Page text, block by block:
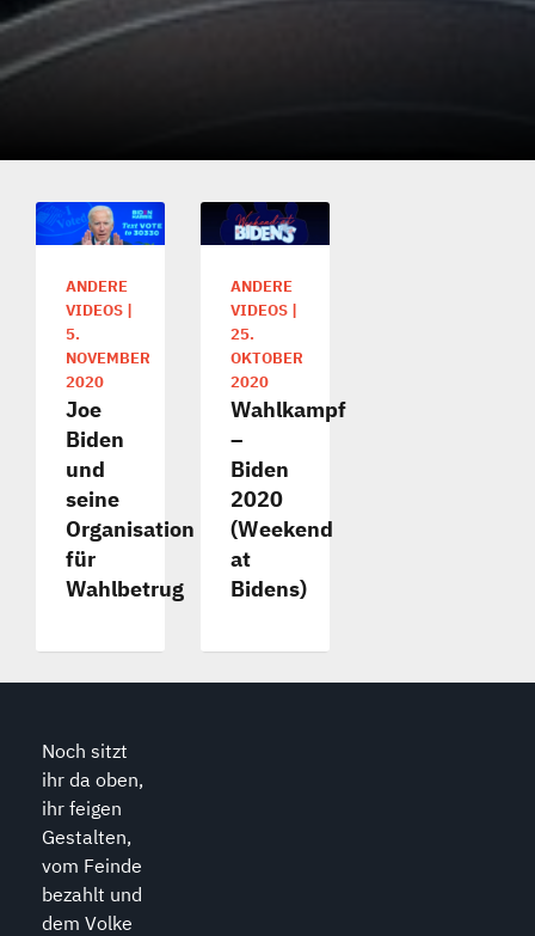
ANDERE
VIDEOS |
5.
NOVEMBER
2020
Joe
Biden
und
seine
Organisation
für
Wahlbetrug
ANDERE
VIDEOS |
25.
OKTOBER
2020
Wahlkampf
–
Biden
2020
(Weekend
at
Bidens)
Noch sitzt
ihr da oben,
ihr feigen
Gestalten,
vom Feinde
bezahlt und
dem Volke